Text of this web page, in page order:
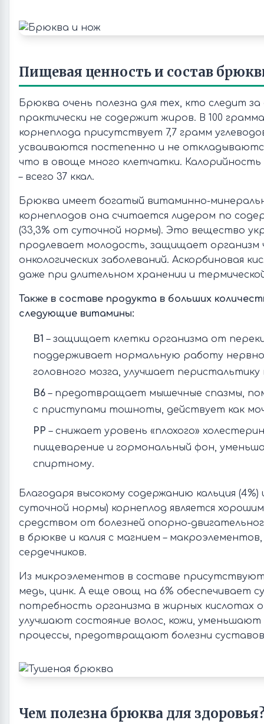
Пищевая ценность и состав
Брюква очень полезна для тех, кто следит
практически не содержит жиров. В 100
корнеплода присутствует 7,7 грамм
усваиваются постепенно и не
что в овоще много клетчатки. Калорийность
– всего 37 ккал.
Брюква имеет богатый витаминно-
корнеплодов она считается лидером по
(33,3% от суточной нормы). Это вещество
продлевает молодость, защищает организм
онкологических заболеваний. Аскорбиновая
даже при длительном хранении и
Также в составе продукта в больших
следующие витамины:
В1 – защищает клетки организма от
поддерживает нормальную работу
головного мозга, улучшает перистальтику
В6 – предотвращает мышечные спазмы,
с приступами тошноты, действует как
РР – снижает уровень «плохого»
пищеварение и гормональный фон,
спиртному.
Благодаря высокому содержанию кальция
суточной нормы) корнеплод является
средством от болезней опорно-
в брюкве и калия с магнием – макроэлементов,
сердечников.
Из микроэлементов в составе
медь, цинк. А еще овощ на 6% обеспечивает
потребность организма в жирных кислотах
улучшают состояние волос, кожи, уменьшают
процессы, предотвращают болезни
Чем полезна брюква для